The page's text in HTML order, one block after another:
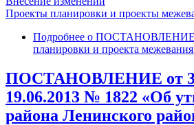
Проекты планировки и проекты
Подробнее о ПОСТАНОВЛЕНИЕ от
планировки и проекта
ПОСТАНОВЛЕНИЕ от
19.06.2013 № 1822 «Об
района Ленинского